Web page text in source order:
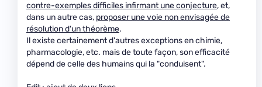
contre-exemples difficiles infirmant une conjecture, et,
dans un autre cas, proposer une voie non envisagée de
résolution d'un théorème.
Il existe certainement d'autres exceptions en chimie,
pharmacologie, etc. mais de toute façon, son efficacité
dépend de celle des humains qui la "conduisent".